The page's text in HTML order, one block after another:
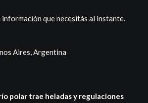
que necesitás al instante.
Aires, Argentina
polar trae heladas y regulaciones